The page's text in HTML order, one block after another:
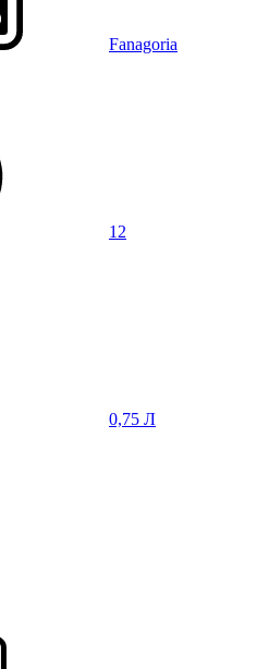
Fanagoria
12
0,75 Л